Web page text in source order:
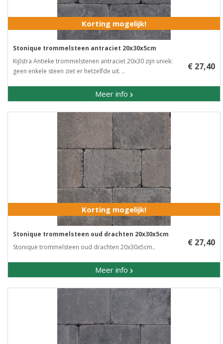
Korting mogelijk!
Stonique trommelsteen antraciet 20x30x5cm
Kijlstra Antieke trommelstenen antraciet 20x30 zijn uniek:
geen enkele steen ziet er hetzelfde uit. ..
Meer info
€ 27,40
Korting mogelijk!
Stonique trommelsteen oud drachten 20x30x5cm
Stonique trommelsteen oud drachten 20x30x5cm..
Meer info
€ 27,40